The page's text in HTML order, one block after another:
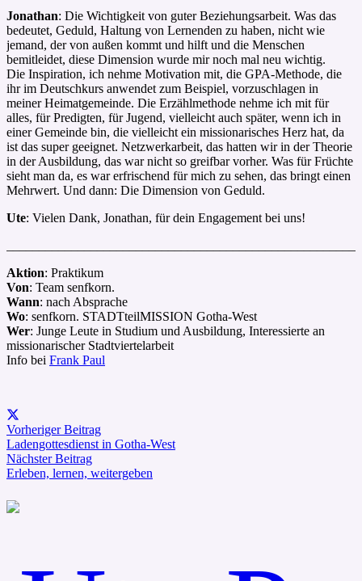
Jonathan: Die Wichtigkeit von guter Beziehungsarbeit. Was das
bedeutet, Geduld, Haltung von Lernenden zu haben, nicht wie
jemand, der von außen kommt und hilft und die Menschen
bemitleidet, diese Dimension wurde mir noch mal neu wichtig.
Die Inspiration, ich nehme Motivation mit, die GPA-Methode, die
ihr im Deutschkurs anwendet zum Beispiel, vorzuschlagen in
meiner Heimatgemeinde. Die Erzählmethode nehme ich mit für
alles, für Predigten, für Jugend, vielleicht auch später, wenn ich in
einer Gemeinde bin, die vielleicht ein missionarisches Herz hat, da
ist das super geeignet. Netzwerkarbeit, das hatten wir in der Theorie
in der Ausbildung, das war nicht so greifbar vorher. Was für Früchte
sieht man da, es war erfrischend für mich zu sehen, das bringt einen
Mehrwert. Und dann: Die Dimension von Geduld.
Ute: Vielen Dank, Jonathan, für dein Engagement bei uns!
Aktion: Praktikum
Von: Team senfkorn.
Wann: nach Absprache
Wo: senfkorn. STADTteilMISSION Gotha-West
Wer: Junge Leute in Studium und Ausbildung, Interessierte an
missionarischer Stadtviertelarbeit
Info bei Frank Paul
Vorheriger Beitrag
Ladengottesdienst in Gotha-West
Nächster Beitrag
Erleben, lernen, weitergeben